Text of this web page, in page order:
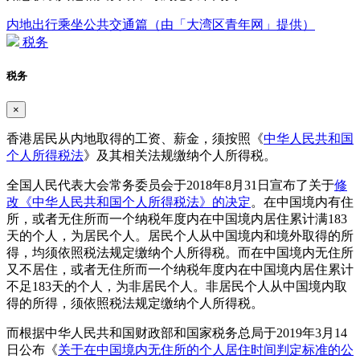
内地出行乘坐公共交通篇（由「大湾区青年网」提供）
税务
税务
×
香港居民从内地取得的工资、薪金，须按照《中华人民共和国
个人所得税法》及其相关法规缴纳个人所得税。
全国人民代表大会常务委员会于2018年8月31日宣布了关于修
改《中华人民共和国个人所得税法》的决定。在中国境内有住
所，或者无住所而一个纳税年度内在中国境内居住累计满183
天的个人，为居民个人。居民个人从中国境内和境外取得的所
得，均须依照税法规定缴纳个人所得税。而在中国境内无住所
又不居住，或者无住所而一个纳税年度内在中国境内居住累计
不足183天的个人，为非居民个人。非居民个人从中国境内取
得的所得，须依照税法规定缴纳个人所得税。
而根据中华人民共和国财政部和国家税务总局于2019年3月14
日公布《关于在中国境内无住所的个人居住时间判定标准的公